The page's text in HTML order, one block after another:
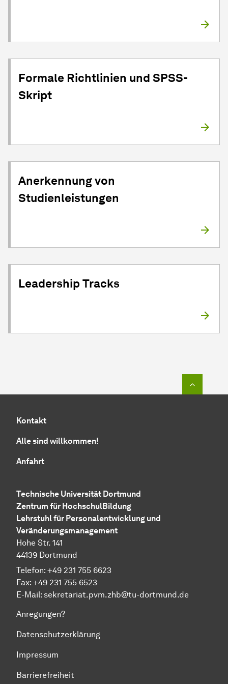
Formale Richtlinien und SPSS-
Skript
Anerkennung von
Studienleistungen
Leadership Tracks
Kontakt
Alle sind willkommen!
Anfahrt
Technische Uni­ver­si­tät Dort­mund
Zen­trum für Hoch­schul­Bil­dung
Lehrstuhl für Personalentwicklung und
Veränderungsmanagement
Hohe Str. 141
44139 Dort­mund
Telefon: +49 231 755 6623
Fax: +49 231 755 6523
E-Mail: sekretariat.pvm.zhb@tu-dortmund.de
Anregungen?
Datenschutzerklärung
Impressum
Barrierefreiheit